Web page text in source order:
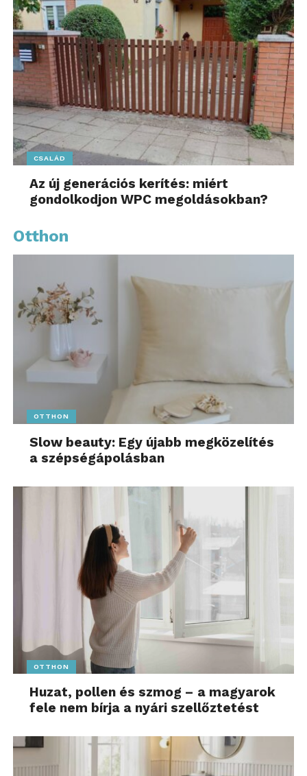
CSALÁD
Az új generációs kerítés: miért
gondolkodjon WPC megoldásokban?
Otthon
OTTHON
Slow beauty: Egy újabb megközelítés
a szépségápolásban
OTTHON
Huzat, pollen és szmog – a magyarok
fele nem bírja a nyári szellőztetést